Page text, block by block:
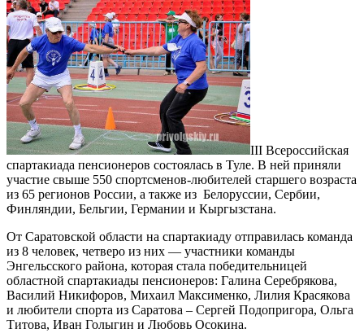
III Всероссийская
спартакиада пенсионеров состоялась в Туле. В ней приняли
участие свыше 550 спортсменов-любителей старшего возраста
из 65 регионов России, а также из Белоруссии, Сербии,
Финляндии, Бельгии, Германии и Кыргызстана.
От Саратовской области на спартакиаду отправилась команда
из 8 человек, четверо из них — участники команды
Энгельсского района, которая стала победительницей
областной спартакиады пенсионеров: Галина Серебрякова,
Василий Никифоров, Михаил Максименко, Лилия Красякова
и любители спорта из Саратова – Сергей Подопригора, Ольга
Титова, Иван Голыгин и Любовь Осокина.